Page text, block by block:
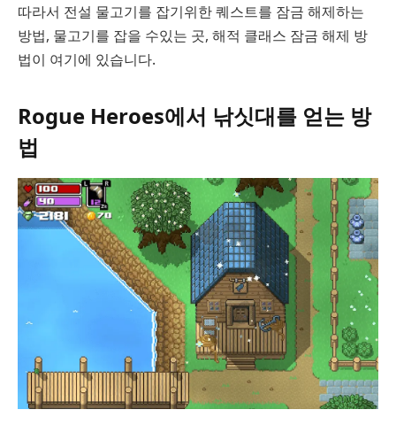
따라서 전설 물고기를 잡기위한 퀘스트를 잠금 해제하는
방법, 물고기를 잡을 수있는 곳, 해적 클래스 잠금 해제 방
법이 여기에 있습니다.
Rogue Heroes에서 낚싯대를 얻는 방
법